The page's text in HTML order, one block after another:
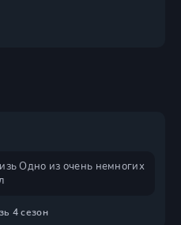
Одно из очень немногих
4 сезон